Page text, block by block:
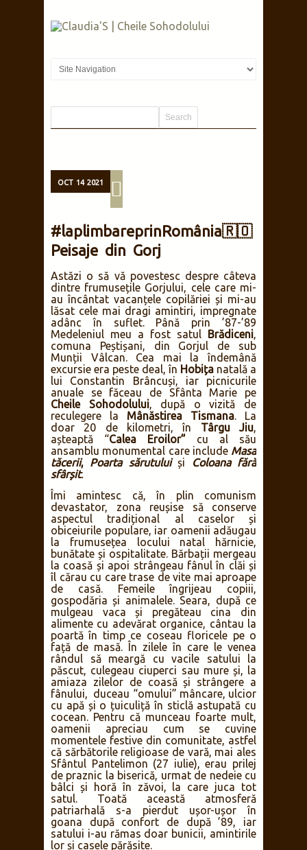
OCT 14 2021
#laplimbareprinRomânia🇷🇴
Peisaje din Gorj
Astăzi o să vă povestesc despre câteva
dintre frumusețile Gorjului, cele care mi-
au încântat vacanțele copilăriei și mi-au
lăsat cele mai dragi amintiri, impregnate
adânc în suflet. Până prin ’87-’89
Medeleniul meu a fost satul Brădiceni,
comuna Peștișani, din Gorjul de sub
Munții Vâlcan. Cea mai la îndemână
excursie era peste deal, în Hobița natală a
lui Constantin Brâncuși, iar picnicurile
anuale se făceau de Sfânta Marie pe
Cheile Sohodolului, după o vizită de
reculegere la Mânăstirea Tismana. La
doar 20 de kilometri, în Târgu Jiu,
așteaptă “Calea Eroilor” cu al său
ansamblu monumental care include Masa
tăcerii, Poarta sărutuluiși
Coloana fără
sfârșit.
Îmi amintesc că, în plin comunism
devastator, zona reușise să conserve
aspectul tradițional al caselor și
obiceiurile populare, iar oamenii adăugau
la frumusețea locului natal hărnicie,
bunătate și ospitalitate. Bărbații mergeau
la coasă și apoi strângeau fânul în clăi și
îl cărau cu care trase de vite mai aproape
de casă. Femeile îngrijeau copiii,
gospodăria și animalele. Seara, după ce
mulgeau vaca și pregăteau cina din
alimente cu adevărat organice, cântau la
poartă în timp ce coseau floricele pe o
față de masă. În zilele în care le venea
rândul să meargă cu vacile satului la
păscut, culegeau ciuperci sau mure și, la
amiaza zilelor de coasă și strângere a
fânului, duceau “omului” mâncare, ulcior
cu apă și o țuiculiță în sticlă astupată cu
cocean. Pentru că munceau foarte mult,
oamenii apreciau cum se cuvine
momentele festive din comunitate, astfel
că sărbătorile religioase de vară, mai ales
Sfântul Pantelimon (27 iulie), erau prilej
de praznic la biserică, urmat de nedeie cu
bâlci și horă în zăvoi, la care juca tot
satul. Toată această atmosferă
patriarhală s-a pierdut ușor-ușor în
goana după confort de după ’89, iar
satului i-au rămas doar bunicii, amintirile
lor și casele părăsite.